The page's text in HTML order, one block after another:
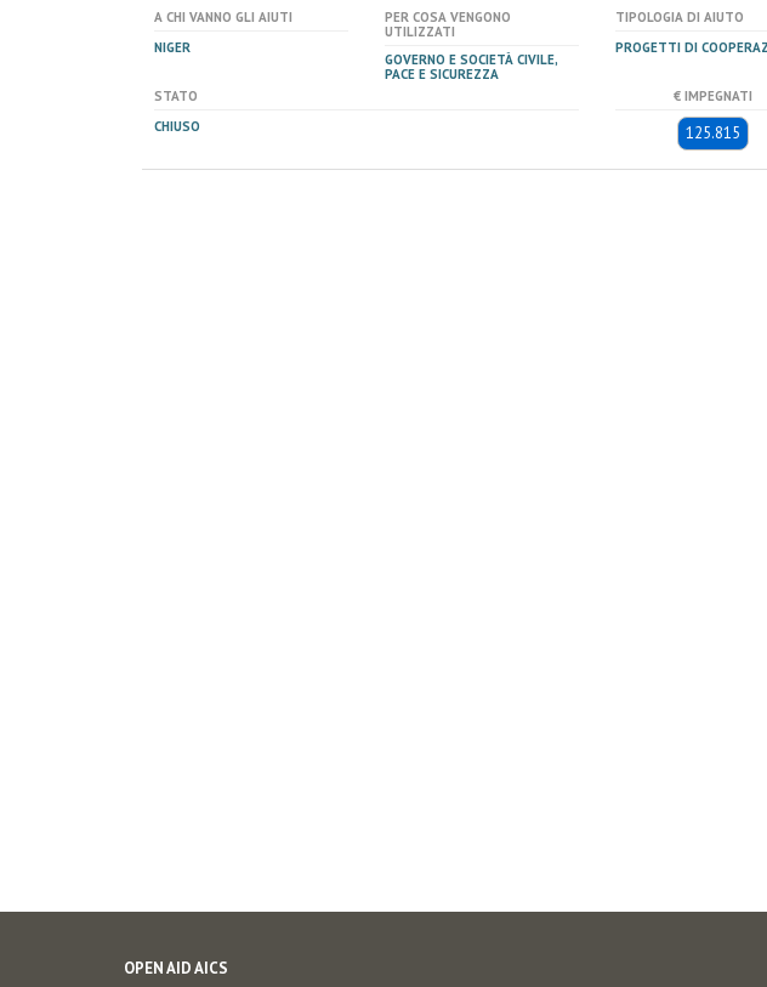
A CHI VANNO GLI AIUTI
NIGER
PER COSA VENGONO
UTILIZZATI
GOVERNO E SOCIETÀ CIVILE,
PACE E SICUREZZA
TIPOLOGIA DI AIUTO
PROGETTI DI
STATO
CHIUSO
€ IMPEGNATI
125.815
OPEN AID AICS